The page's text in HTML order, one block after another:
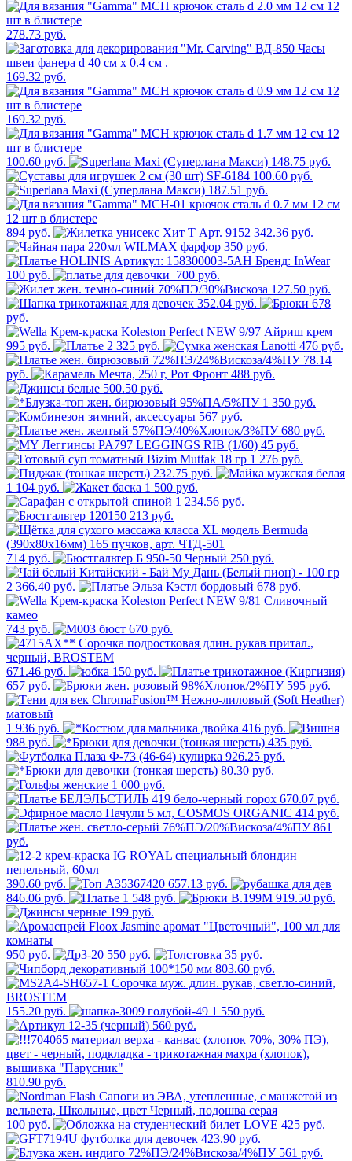
278.73 руб.
169.32 руб.
169.32 руб.
100.60 руб.
148.75 руб.
100.60 руб.
187.51 руб.
894 руб.
342.36 руб.
350 руб.
100 руб.
700 руб.
127.50 руб.
352.04 руб.
678
руб.
995 руб. 2 325 руб.
476 руб.
78.14
руб.
488 руб.
500.50 руб.
1 350 руб.
567 руб.
680 руб.
45 руб.
1 276 руб.
232.75 руб.
1 104 руб.
1 500 руб.
1 234.56 руб.
213 руб.
714 руб. 250 руб.
2 366.40 руб. 678 руб.
743 руб. 670 руб.
671.46 руб.
150 руб.
657 руб.
595 руб.
1 936 руб.
416 руб.
988 руб.
435 руб.
926.25 руб.
80.30 руб.
1 000 руб.
670.07 руб.
414 руб.
861
руб.
390.60 руб.
657.13 руб.
846.06 руб.
1 548 руб.
919.50 руб.
199 руб.
950 руб. 550 руб.
35 руб.
803.60 руб.
155.20 руб.
1 550 руб.
560 руб.
810.90 руб.
100 руб.
425 руб.
423.90 руб.
561 руб.